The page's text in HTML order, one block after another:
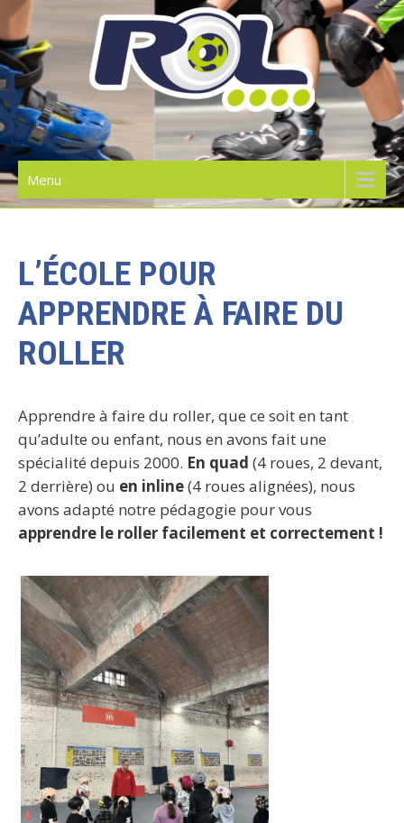
Skip
to
content
RIDE ON LILLE | L'ÉCOLE DE
ROLLER
Menu
L’ÉCOLE POUR
APPRENDRE À FAIRE DU
ROLLER
Apprendre à faire du roller, que ce soit en tant
qu’adulte ou enfant, nous en avons fait une
spécialité depuis 2000. En quad (4 roues, 2 devant,
2 derrière) ou en inline(4 roues alignées), nous
avons adapté notre pédagogie pour vous
apprendre le roller facilement et correctement !